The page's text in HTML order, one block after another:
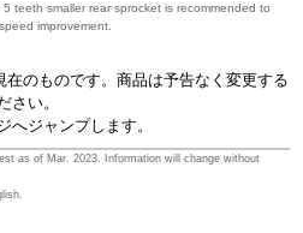
teeth smaller rear sprocket is recommended to
improvement.
のものです。商品は予告なく変更する
さい。
へジャンプします。
as of Mar. 2023. Information will change without